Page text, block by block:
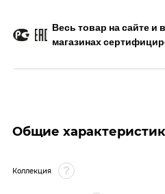
Весь товар на сайте и
магазинах
Общие
Коллекция